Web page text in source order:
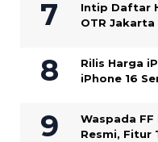
Intip Daftar
OTR Jakarta
Rilis Harga
iPhone 16
Waspada
Resmi, Fitur